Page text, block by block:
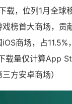
载，位列1月全球
榜首大商场，贡
商场，占11.5%
载量仅计算App
方安卓商场）